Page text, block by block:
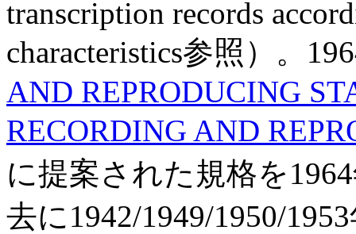
transcription records
characteristics参照）。
AND REPRODUCING
RECORDING AND
に提案された規格を
去に1942/1949/1950/